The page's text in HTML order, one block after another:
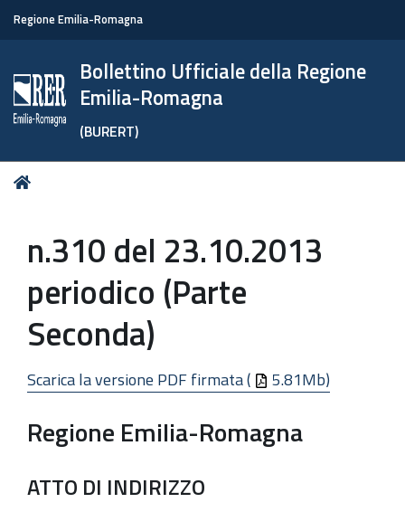
Regione Emilia-Romagna
Bollettino Ufficiale della Regione
Emilia-Romagna
(BURERT)
Tu
n.310 del 23.10.2013
periodico (Parte
Seconda)
Scarica la versione PDF firmata ( 5.81Mb)
Regione Emilia-Romagna
ATTO DI INDIRIZZO